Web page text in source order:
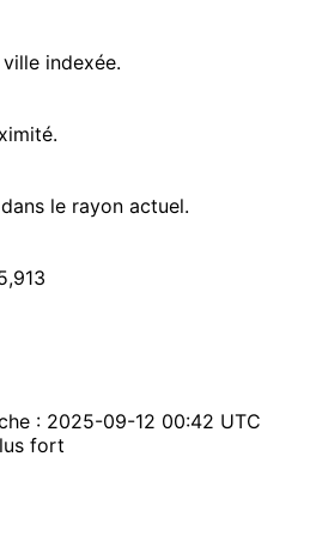
indexée.
le rayon actuel.
: 2025-09-12 00:42 UTC
fort